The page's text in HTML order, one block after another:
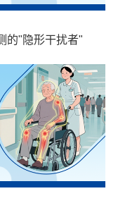
的"隐形干扰者"